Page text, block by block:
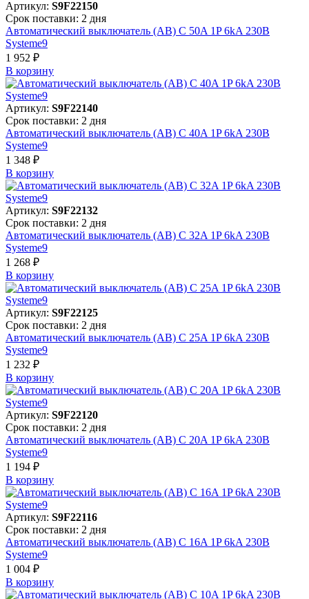
Артикул: S9F22150
Срок поставки: 2 дня
Автоматический выключатель (АВ) C 50A 1P 6kA 230В
Systeme9
1 952 ₽
В корзинy
Артикул: S9F22140
Срок поставки: 2 дня
Автоматический выключатель (АВ) C 40A 1P 6kA 230В
Systeme9
1 348 ₽
В корзинy
Артикул: S9F22132
Срок поставки: 2 дня
Автоматический выключатель (АВ) C 32A 1P 6kA 230В
Systeme9
1 268 ₽
В корзинy
Артикул: S9F22125
Срок поставки: 2 дня
Автоматический выключатель (АВ) C 25A 1P 6kA 230В
Systeme9
1 232 ₽
В корзинy
Артикул: S9F22120
Срок поставки: 2 дня
Автоматический выключатель (АВ) C 20A 1P 6kA 230В
Systeme9
1 194 ₽
В корзинy
Артикул: S9F22116
Срок поставки: 2 дня
Автоматический выключатель (АВ) C 16A 1P 6kA 230В
Systeme9
1 004 ₽
В корзинy